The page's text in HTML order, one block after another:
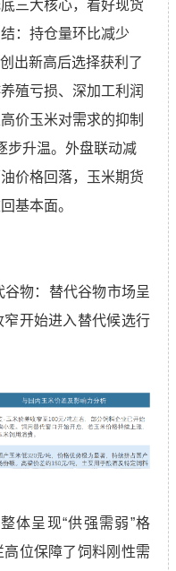
三大核心，看好现货
：持仓量环比减少
出新高后选择获利了
殖亏损、深加工利润
价玉米对需求的抑制
步升温。外盘联动减
价格回落，玉米期货
基本面。
物：替代谷物市场呈
开始进入替代候选行
体呈现“供强需弱”格
位保障了饲料刚性需